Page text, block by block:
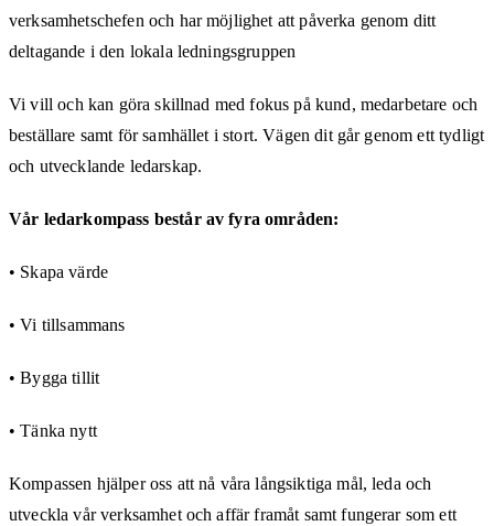
verksamhetschefen och har möjlighet att påverka genom ditt
deltagande i den lokala ledningsgruppen
Vi vill och kan göra skillnad med fokus på kund, medarbetare och
beställare samt för samhället i stort. Vägen dit går genom ett tydligt
och utvecklande ledarskap.
Vår ledarkompass består av fyra områden:
• Skapa värde
• Vi tillsammans
• Bygga tillit
• Tänka nytt
Kompassen hjälper oss att nå våra långsiktiga mål, leda och
utveckla vår verksamhet och affär framåt samt fungerar som ett